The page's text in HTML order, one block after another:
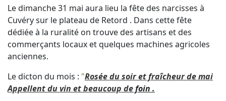
Le dimanche 31 mai aura lieu la fête des narcisses à
Cuvéry sur le plateau de Retord . Dans cette fête
dédiée à la ruralité on trouve des artisans et des
commerçants locaux et quelques machines agricoles
anciennes.
Le dicton du mois : "Rosée du soir et fraîcheur de mai
Appellent du vin et beaucoup defoin .